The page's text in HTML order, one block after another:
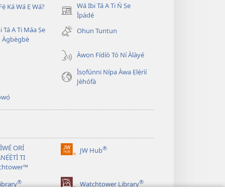
Ká Wá Ẹ Wá?
Wá Ibi Tá A Ti Ń Ṣe
Ìpàdé
(opens
new
window)
Tá A Ti Máa Ṣe
Àgbègbè
Ohun Tuntun
Àwọn Fídíò Tó Ní Àlàyé
Ìsọfúnni Nípa Àwa Ẹlẹ́rìí
Jèhófà
ORÍ
TI
JW Hub®
(opens
® Watchtower Library®